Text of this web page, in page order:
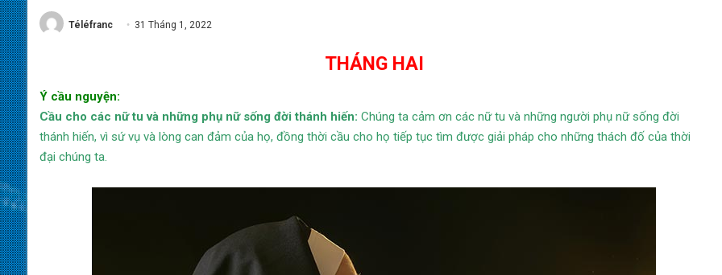
Téléfranc 31 Tháng 1, 2022
THÁNG HAI
Ý cầu nguyện:
Cầu cho các nữ tu và những phụ nữ sống đời thánh hiến: Chúng ta cảm ơn các nữ tu và những người phụ nữ sống đời
thánh hiến, vì sứ vụ và lòng can đảm của họ, đồng thời cầu cho họ tiếp tục tìm được giải pháp cho những thách đố của thời
đại chúng ta.